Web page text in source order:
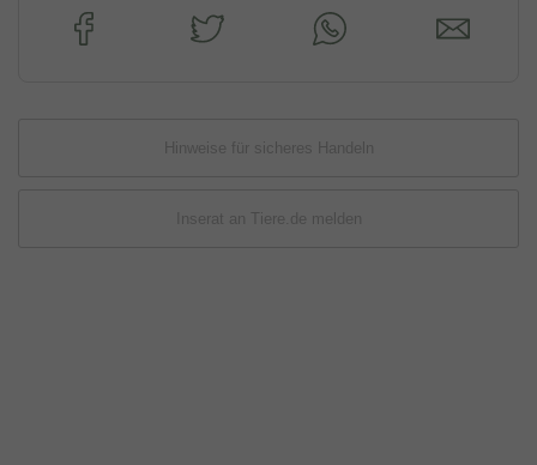
Hinweise für sicheres Handeln
Inserat an Tiere.de melden